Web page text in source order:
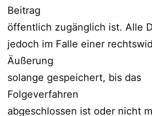
Beitrag
öffentlich zugänglich ist. Alle
jedoch im Falle einer
Äußerung
solange gespeichert, bis das
Folgeverfahren
abgeschlossen ist oder nicht